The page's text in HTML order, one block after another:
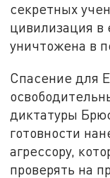
секретных
цивилизация
уничтожена в
Спасение для
диктатуры
готовности
агрессору,
проверять на